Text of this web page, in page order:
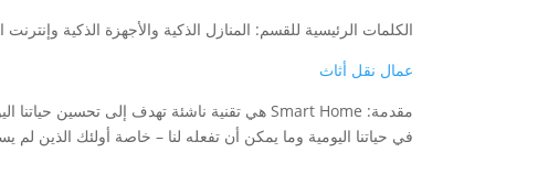
الكلمات الرئيسية للقسم: المنازل الذكية والأجهزة الذكية وإنترنت
عمال نقل أثاث
في حياتنا اليومية وما يمكن أن تفعله لنا – خاصة أولئك الذين